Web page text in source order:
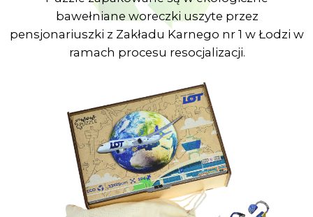
20% zysku przekazujemy ukraińskim żołnierzom
wspierając ich w trwającej wojnie.
emocje każdemu, kto będzie układał nasze